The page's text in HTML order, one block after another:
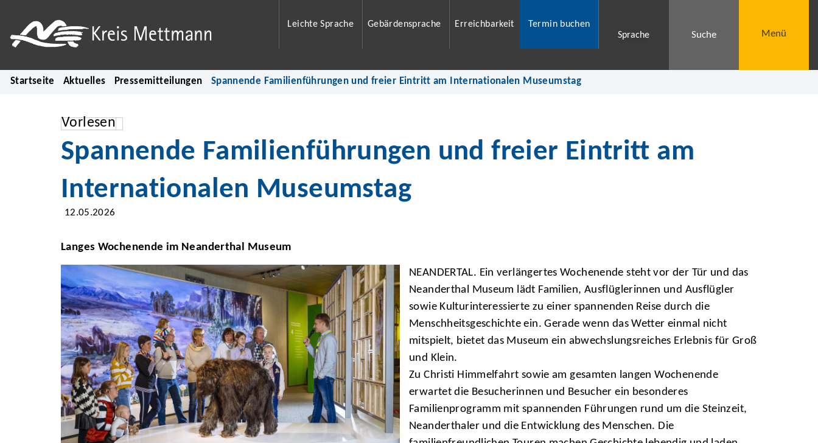
Leichte Sprache Gebärdensprache Erreichbarkeit
Termin buchen
Sprache
Suche Menü
Startseite Aktuelles Pressemitteilungen Spannende Familienführungen und freier Eintritt am Internationalen Museumstag
Vorlesen
Spannende Familienführungen und freier Eintritt am
Internationalen Museumstag
12.05.2026
Langes Wochenende im Neanderthal Museum
NEANDERTAL. Ein verlängertes Wochenende steht vor der Tür und das
Neanderthal Museum lädt Familien, Ausflüglerinnen und Ausflügler
sowie Kulturinteressierte zu einer spannenden Reise durch die
Menschheitsgeschichte ein. Gerade wenn das Wetter einmal nicht
mitspielt, bietet das Museum ein abwechslungsreiches Erlebnis für Groß
und Klein.
Zu Christi Himmelfahrt sowie am gesamten langen Wochenende
erwartet die Besucherinnen und Besucher ein besonderes
Familienprogramm mit spannenden Führungen rund um die Steinzeit,
Neanderthaler und die Entwicklung des Menschen. Die